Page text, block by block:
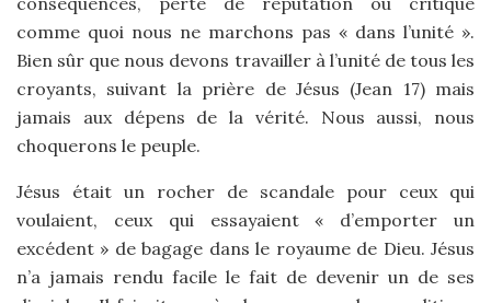
comme quoi nous ne marchons pas « dans l’unité ».
Bien sûr que nous devons travailler à l’unité de tous les
croyants, suivant la prière de Jésus (Jean 17) mais
jamais aux dépens de la vérité. Nous aussi, nous
choquerons le peuple.
Jésus était un rocher de scandale pour ceux qui
voulaient, ceux qui essayaient « d’emporter un
excédent » de bagage dans le royaume de Dieu. Jésus
n’a jamais rendu facile le fait de devenir un de ses